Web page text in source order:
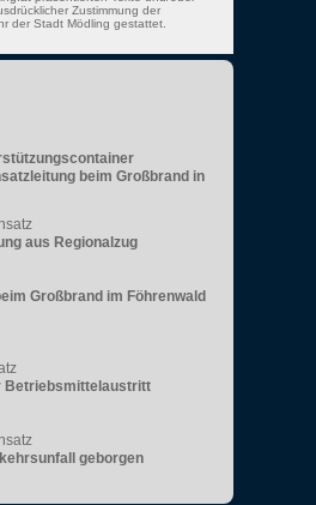
Zustimmung der
der Stadt Mödling gestattet.
beim Großbrand in
aus Regionalzug
Großbrand im Föhrenwald
Betriebsmittelaustritt
geborgen